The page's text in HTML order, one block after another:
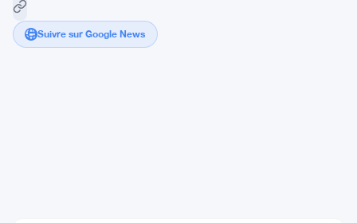
Suivre sur Google News